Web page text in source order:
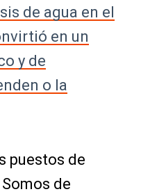
de agua en el
en un
y de
o la
puestos de
de